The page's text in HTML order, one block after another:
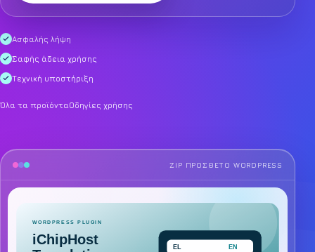
ZIP ΠΡΌΣΘΕΤΟ WORDPRESS
Ασφαλής λήψη
Σαφής άδεια χρήσης
Τεχνική υποστήριξη
Όλα τα προϊόνταΟδηγίες χρήσης